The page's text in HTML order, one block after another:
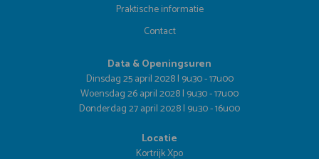
Praktische informatie
Contact
Data & Openingsuren
Dinsdag 25 april 2028 | 9u30 - 17u00
Woensdag 26 april 2028 | 9u30 - 17u00
Donderdag 27 april 2028 | 9u30 - 16u00
Locatie
Kortrijk Xpo